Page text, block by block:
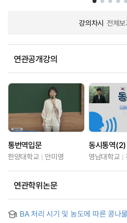
강의차시 전체보
연관공개강의
통번역입문
한양대학교 안미영
동시통역(2)
영남대학교
연관학위논문
BA 처리 시기 및 농도에 따른 콩나